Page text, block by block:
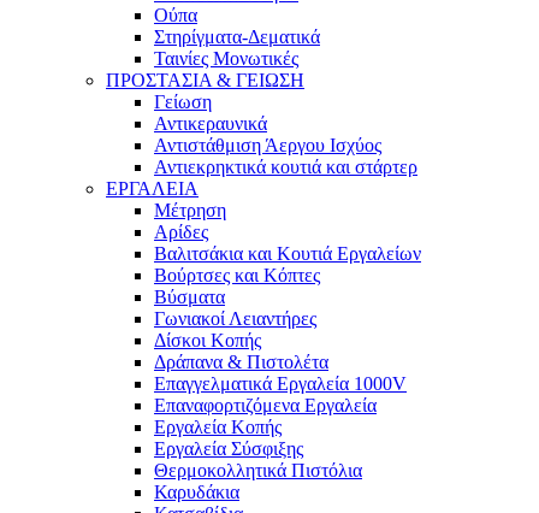
Ούπα
Στηρίγματα-Δεματικά
Ταινίες Μονωτικές
ΠΡΟΣΤΑΣΙΑ & ΓΕΙΩΣΗ
Γείωση
Αντικεραυνικά
Αντιστάθμιση Άεργου Ισχύος
Αντιεκρηκτικά κουτιά και στάρτερ
ΕΡΓΑΛΕΙΑ
Μέτρηση
Αρίδες
Βαλιτσάκια και Κουτιά Εργαλείων
Βούρτσες και Κόπτες
Βύσματα
Γωνιακοί Λειαντήρες
Δίσκοι Κοπής
Δράπανα & Πιστολέτα
Επαγγελματικά Εργαλεία 1000V
Επαναφορτιζόμενα Εργαλεία
Εργαλεία Κοπής
Εργαλεία Σύσφιξης
Θερμοκολλητικά Πιστόλια
Καρυδάκια